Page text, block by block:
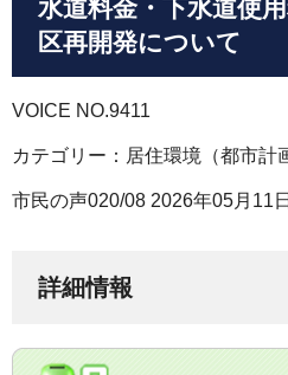
水道料金・下水道使
区再開発について
VOICE NO.9411
カテゴリー：居住環境（都市計
市民の声020/08 2026年05月11
詳細情報